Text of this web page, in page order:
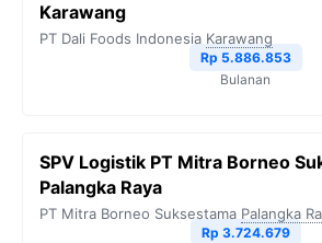
Karawang
PT Dali Foods Indonesia Karawang
Rp 5.886.853
Bulanan
SPV Logistik PT Mitra Borneo
Palangka Raya
PT Mitra Borneo Suksestama Palangka
Rp 3.724.679